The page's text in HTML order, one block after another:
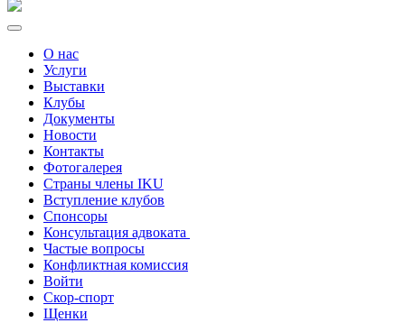
О нас
Услуги
Выставки
Клубы
Документы
Новости
Контакты
Фотогалерея
Страны члены IKU
Вступление клубов​
Спонсоры
Консультация адвоката ​
Частые вопросы
Конфликтная комиссия
Войти
Скор-спорт
Щенки